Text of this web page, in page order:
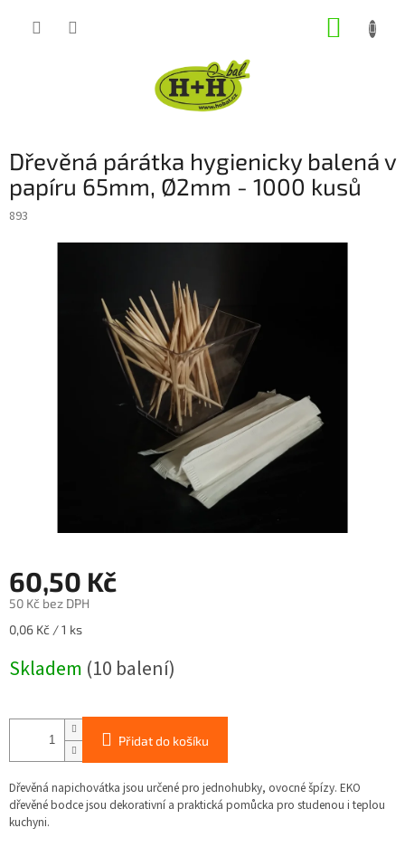
Dřevěná párátka hygienicky balená v
papíru 65mm, Ø2mm - 1000 kusů
893
60,50 Kč
50 Kč bez DPH
Měrná
0,06 Kč / 1 ks
Skladem (10 balení)
Přidat do košíku
Dřevěná napichovátka jsou určené pro jednohubky, ovocné špízy. EKO
dřevěné bodce jsou dekorativní a praktická pomůcka pro studenou i teplou
kuchyni.